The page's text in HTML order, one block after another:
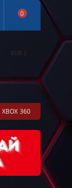
EUR
0
XBOX 360